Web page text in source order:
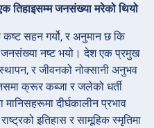
तिहाइसम्म जनसंख्या मरेको थियो
कष्ट सहन गर्यो, र अनुमान छ कि
जनसंख्या नष्ट भयो। देश एक प्रमुख
र जीवनको नोक्सानी अनुभव
क्रूर कब्जा र जलेको धर्ती
दीर्घकालीन प्रभाव
इतिहास र सामूहिक स्मृतिमा